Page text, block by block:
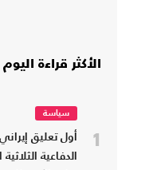
الأكثر قراءة اليوم
1
سياسة
أول تعليق
الدفاعية